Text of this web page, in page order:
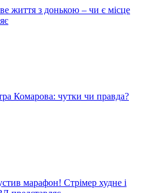
життя з донькою – чи є місце
Комарова: чутки чи правда?
марафон! Стрімер худне і